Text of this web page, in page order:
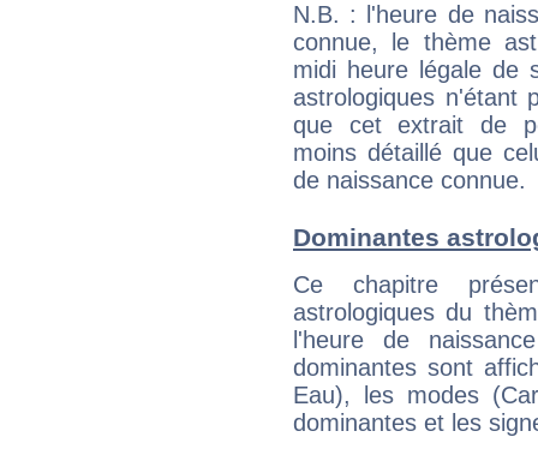
N.B. : l'heure de
connue, le thème
midi heure légale de
astrologiques n'étant
que cet extrait de
moins détaillé que
de naissance connue.
Dominantes
Ce chapitre
astrologiques du
l'heure de
dominantes sont
Eau), les modes
dominantes et les